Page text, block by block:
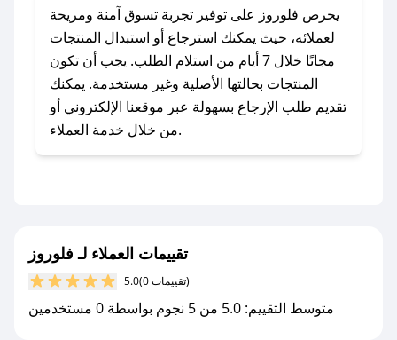
### كيف تحصل على كوبونات خصم حصرية من
فلوروز؟
للحصول على كوبونات وخصومات حصرية، قم بما
يلي:
- اضغط على أيقونة متابعة لمتجر فلوروز في تطبيق
صحصح.
مع صحصح، تسوق بذكاء ووفّر على كل مشترياتك مع
يحرص فلوروز على توفير تجربة تسوق آمنة ومريحة
لعملائه، حيث يمكنك استرجاع أو استبدال المنتجات
مجانًا خلال 7 أيام من استلام الطلب. يجب أن تكون
المنتجات بحالتها الأصلية وغير مستخدمة. يمكنك
تقديم طلب الإرجاع بسهولة عبر موقعنا الإلكتروني أو
من خلال خدمة العملاء.
تقييمات العملاء لـ فلوروز
5.0 (0 تقييمات)
متوسط التقييم: 5.0 من 5 نجوم بواسطة 0 مستخدمين